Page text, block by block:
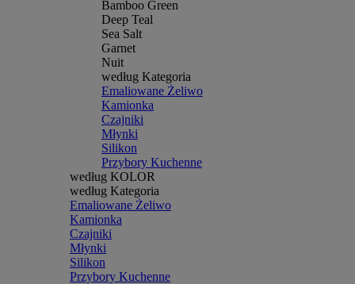
Bamboo Green
Deep Teal
Sea Salt
Garnet
Nuit
według Kategoria
Emaliowane Żeliwo
Kamionka
Czajniki
Młynki
Silikon
Przybory Kuchenne
według KOLOR
według Kategoria
Emaliowane Żeliwo
Kamionka
Czajniki
Młynki
Silikon
Przybory Kuchenne